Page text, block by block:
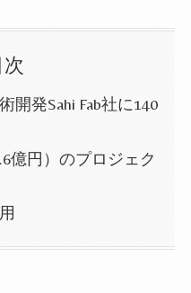
次
開発Sahi Fab社に140
億円）のプロジェク